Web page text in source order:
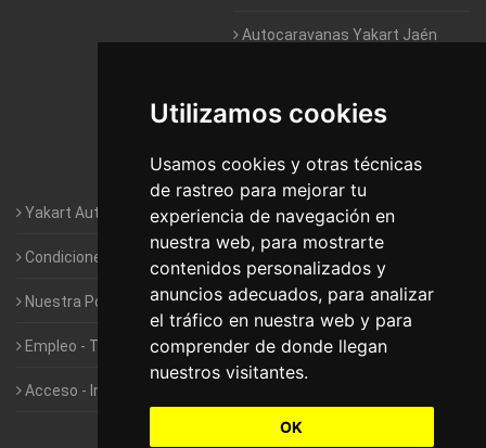
Utilizamos cookies
Usamos cookies y otras técnicas
de rastreo para mejorar tu
experiencia de navegación en
nuestra web, para mostrarte
contenidos personalizados y
anuncios adecuados, para analizar
el tráfico en nuestra web y para
comprender de donde llegan
nuestros visitantes.
OK
Autocaravanas Yakart Jaén
Autocaravanas Yakart Valencia
Autocaravanas Yakart Vitoria
Yakart Autocaravanas · La empresa
Condiciones de Alquiler de Yakart
Nuestra Política de Privacidad
Empleo - Trabaja con nosotros
Acceso - Intranet de Franquiciados